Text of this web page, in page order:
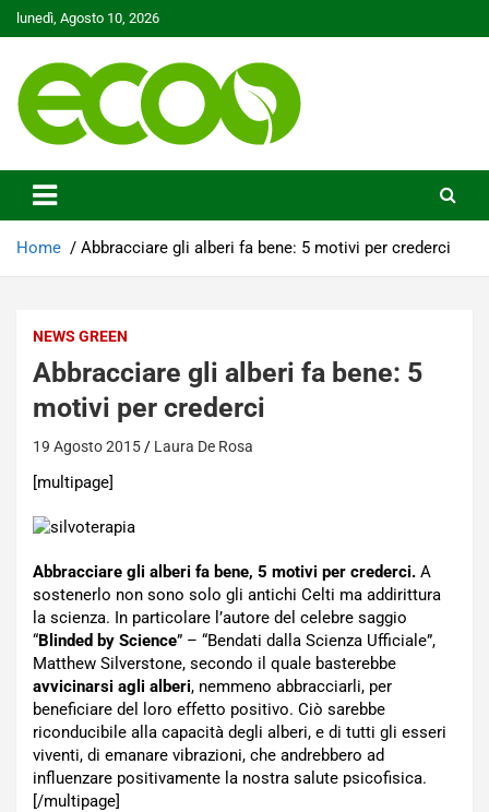
Skip
to
lunedì, Agosto 10, 2026
Ecoo.it
Home Abbracciare gli alberi fa bene: 5 motivi per crederci
NEWS GREEN
Abbracciare gli alberi fa bene: 5
motivi per crederci
19 Agosto 2015 Laura De Rosa
[multipage]
Abbracciare gli alberi fa bene, 5 motivi per crederci. A
sostenerlo non sono solo gli antichi Celti ma addirittura
la scienza. In particolare l’autore del celebre saggio
“Blinded by Science” – “Bendati dalla Scienza Ufficiale”,
Matthew Silverstone, secondo il quale basterebbe
avvicinarsi agli alberi, nemmeno abbracciarli, per
beneficiare del loro effetto positivo. Ciò sarebbe
riconducibile alla capacità degli alberi, e di tutti gli esseri
viventi, di emanare vibrazioni, che andrebbero ad
influenzare positivamente la nostra salute psicofisica.
[/multipage]